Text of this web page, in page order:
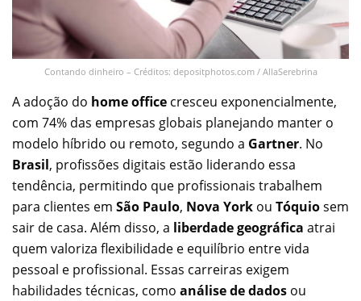
Contando dinheiro – Créditos: depositphotos.com / AllaSerebrina
A adoção do home office cresceu exponencialmente,
com 74% das empresas globais planejando manter o
modelo híbrido ou remoto, segundo a Gartner. No
Brasil, profissões digitais estão liderando essa
tendência, permitindo que profissionais trabalhem
para clientes em São Paulo, Nova York ou Tóquiosem
sair de casa. Além disso, a liberdade geográfica atrai
quem valoriza flexibilidade e equilíbrio entre vida
pessoal e profissional. Essas carreiras exigem
habilidades técnicas, como análise de dados ou